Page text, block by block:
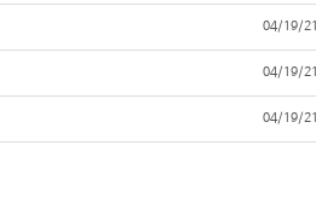
04/19/21
04/19/21
04/19/21